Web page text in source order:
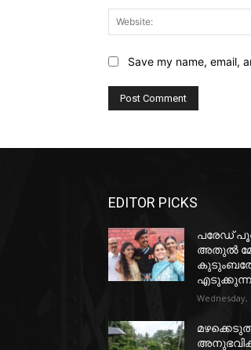
Save my name, email,
EDITOR PICKS
പരേഡ്
അതുൽ
Wednesday,